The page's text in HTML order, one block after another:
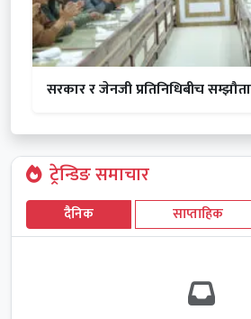
सरकार र जेनजी प्रतिनिधिबीच
ट्रेन्डिङ समाचार
दैनिक साप्ताहिक